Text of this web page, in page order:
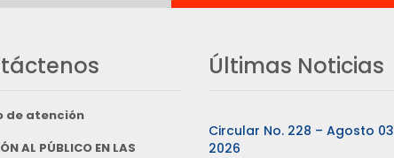
de atención
AL PÚBLICO EN LAS
Últimas Noticias
Circular No. 228 – Agosto
2026